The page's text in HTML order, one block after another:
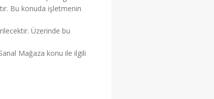
Bu konuda işletmenin
Üzerinde bu
Mağaza konu ile ilgili